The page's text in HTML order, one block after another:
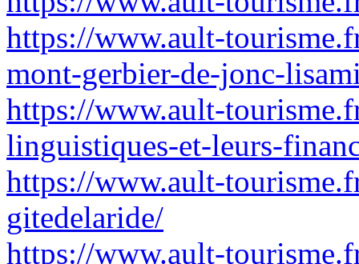
https://www.ault-
mont-gerbier-de-jonc-
https://www.ault-
linguistiques-et-leurs-
https://www.ault-
gitedelaride/
https://www.ault-